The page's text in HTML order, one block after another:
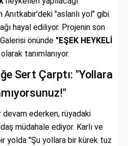
"aslanlı yol" gibi
hayal ediliyor. Projenin son
önünde "EŞEK HEYKELİ
tanımlanıyor.
Sert Çarptı: "Yollara
ederken, rüyadaki
müdahale ediyor. Karlı ve
yolda "Şu yollara bir kürek tuz